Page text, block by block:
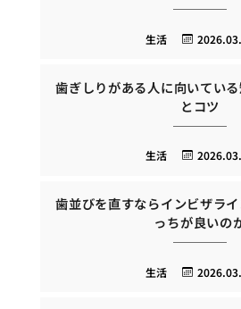
生活
歯ぎしりがある人に向いてい
とコツ
生活
歯並びを直すならインビザラ
っちが良いの
生活